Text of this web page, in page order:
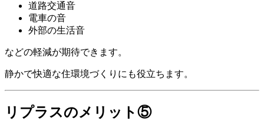
道路交通音
電車の音
外部の生活音
などの軽減が期待できます。
静かで快適な住環境づくりにも役立ちます。
リプラスのメリット⑤